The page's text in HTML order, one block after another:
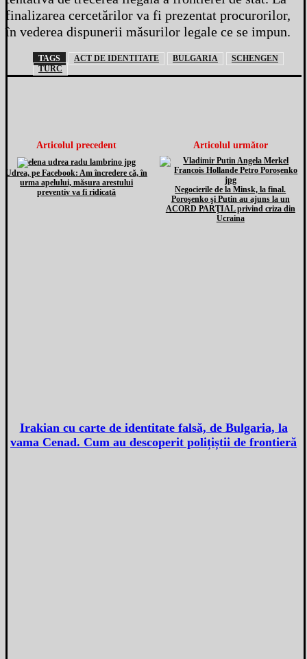
finalizarea cercetărilor va fi prezentat procurorilor,
în vederea dispunerii măsurilor legale ce se impun.
TAGS ACT DE IDENTITATE BULGARIA
SCHENGEN
TURC
Articolul precedent
Udrea, pe Facebook: Am încredere că, în
urma apelului, măsura arestului
preventiv va fi ridicată
Articolul următor
Negocierile de la Minsk, la final.
Poroşenko şi Putin au ajuns la un
ACORD PARŢIAL privind criza din
Ucraina
Irakian cu carte de identitate falsă, de Bulgaria, la
vama Cenad. Cum au descoperit polițiștii de frontieră